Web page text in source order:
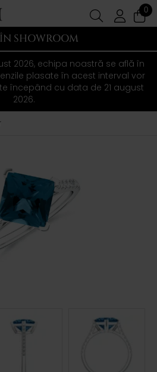
0
SHOWROOM
2026, echipa noastră se află în
plasate în acest interval vor
începând cu data de 21 august
2026.